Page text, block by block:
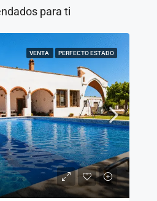
para ti
VENTA PERFECTO ESTADO